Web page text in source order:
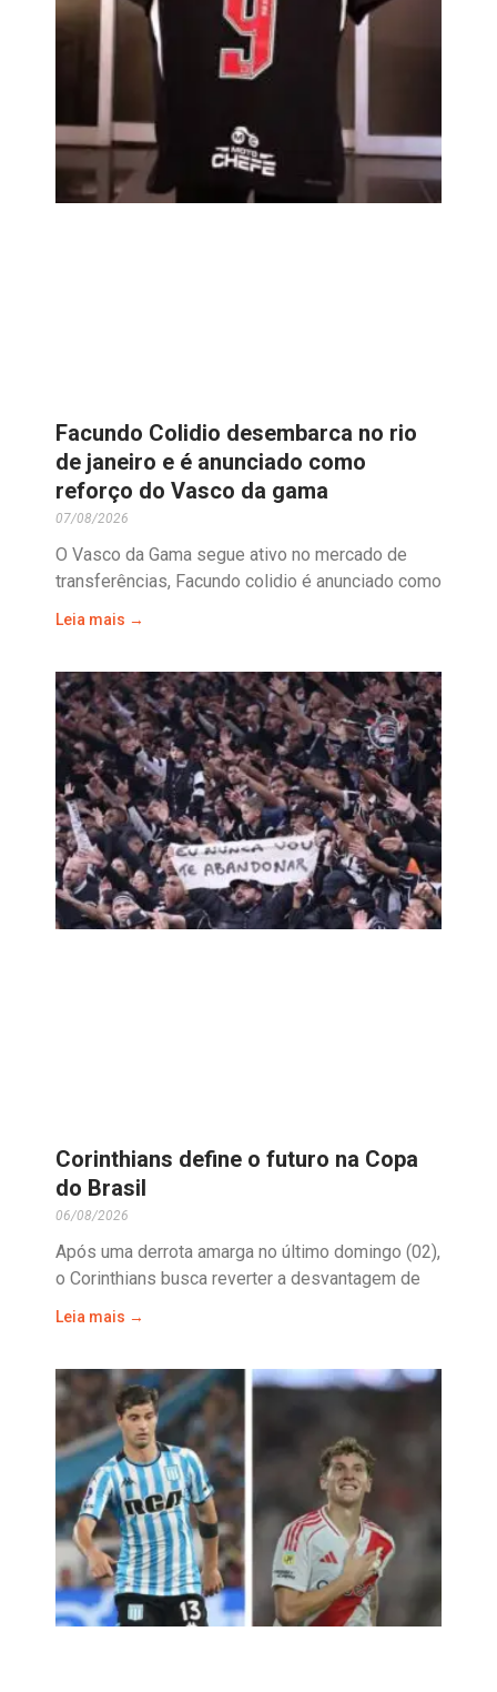
Facundo Colidio desembarca no rio
de janeiro e é anunciado como
reforço do Vasco da gama
07/08/2026
O Vasco da Gama segue ativo no mercado de
transferências, Facundo colidio é anunciado como
Leia mais →
Corinthians define o futuro na Copa
do Brasil
06/08/2026
Após uma derrota amarga no último domingo (02),
o Corinthians busca reverter a desvantagem de
Leia mais →